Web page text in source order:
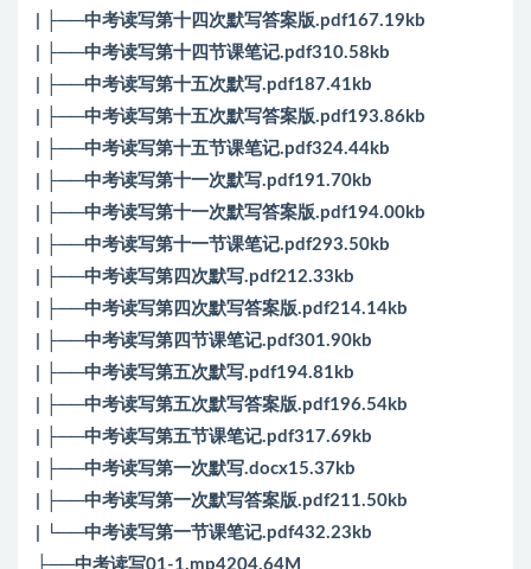
| ├──中考读写第十四次默写答案版.pdf167.19kb
| ├──中考读写第十四节课笔记.pdf310.58kb
| ├──中考读写第十五次默写.pdf187.41kb
| ├──中考读写第十五次默写答案版.pdf193.86kb
| ├──中考读写第十五节课笔记.pdf324.44kb
| ├──中考读写第十一次默写.pdf191.70kb
| ├──中考读写第十一次默写答案版.pdf194.00kb
| ├──中考读写第十一节课笔记.pdf293.50kb
| ├──中考读写第四次默写.pdf212.33kb
| ├──中考读写第四次默写答案版.pdf214.14kb
| ├──中考读写第四节课笔记.pdf301.90kb
| ├──中考读写第五次默写.pdf194.81kb
| ├──中考读写第五次默写答案版.pdf196.54kb
| ├──中考读写第五节课笔记.pdf317.69kb
| ├──中考读写第一次默写.docx15.37kb
| ├──中考读写第一次默写答案版.pdf211.50kb
| └──中考读写第一节课笔记.pdf432.23kb
├──中考读写01-1.mp4204.64M